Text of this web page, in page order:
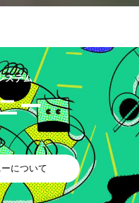
ステム
ー
について